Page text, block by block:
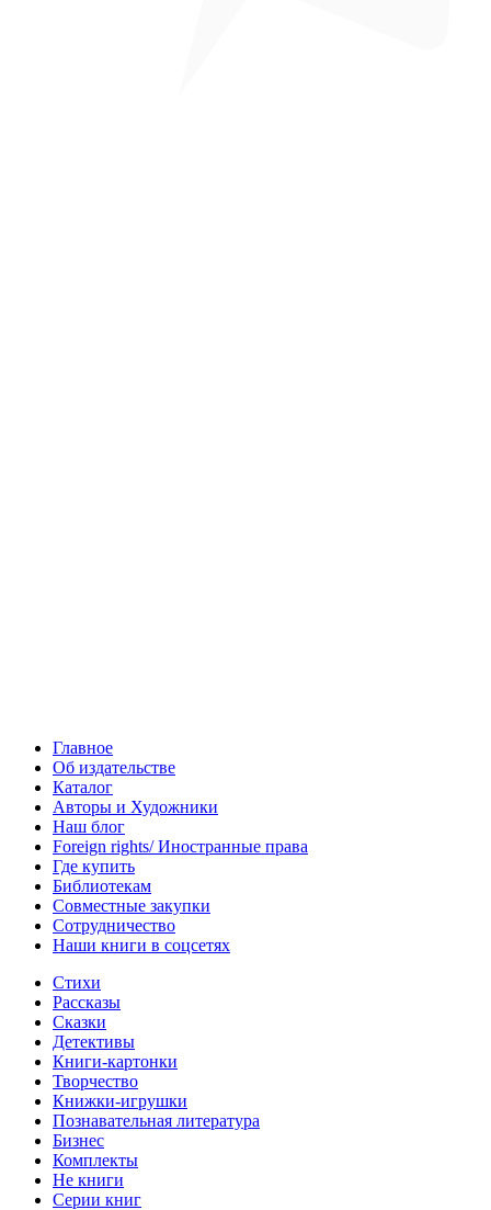
Главное
Об издательстве
Каталог
Авторы и Художники
Наш блог
Foreign rights/ Иностранные права
Где купить
Библиотекам
Совместные закупки
Сотрудничество
Наши книги в соцсетях
Стихи
Рассказы
Сказки
Детективы
Книги-картонки
Творчество
Книжки-игрушки
Познавательная литература
Бизнес
Комплекты
Не книги
Серии книг